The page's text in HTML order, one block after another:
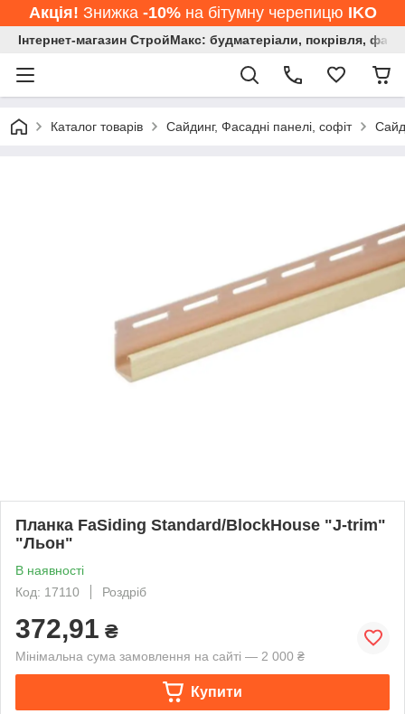
Акція! Знижка -10%на бітумну черепицю IKO
Інтернет-магазин СтройМакс: будматеріали, покрівля,
Каталог товарів Сайдинг, Фасадні панелі, софіт
Планка FaSiding Standard/BlockHouse "J-trim"
"Льон"
В наявності
Код: 17110
Роздріб
372,91 ₴
Мінімальна сума замовлення на сайті — 2 000 ₴
Купити